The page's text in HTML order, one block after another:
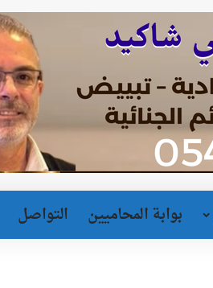
بوابة المحاميين التواصل